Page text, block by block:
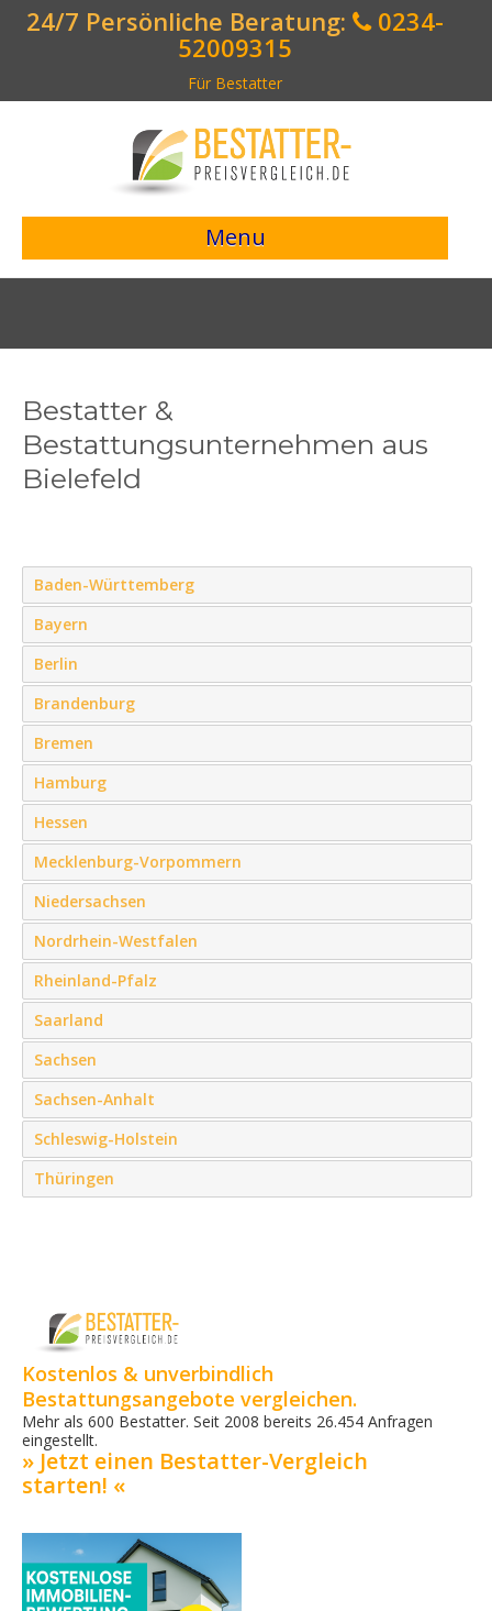
24/7 Persönliche Beratung:
0234-
52009315
Für Bestatter
Menu
> Preisvergleich starten <
Bestattungsvorsorge
Bestatter &
Bestattungsunternehmen aus
Bielefeld
Baden-Württemberg
Bayern
Berlin
Brandenburg
Bremen
Hamburg
Hessen
Mecklenburg-Vorpommern
Niedersachsen
Nordrhein-Westfalen
Rheinland-Pfalz
Saarland
Sachsen
Sachsen-Anhalt
Schleswig-Holstein
Thüringen
Kostenlos & unverbindlich
Bestattungsangebote vergleichen.
Mehr als 600 Bestatter. Seit 2008 bereits 26.454 Anfragen
eingestellt.
» Jetzt einen Bestatter-Vergleich
starten! «